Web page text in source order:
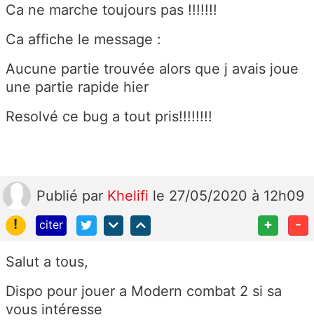
Ca ne marche toujours pas !!!!!!!
Ca affiche le message :
Aucune partie trouvée alors que j avais joue
une partie rapide hier
Resolvé ce bug a tout pris!!!!!!!!
Publié par Khelifi le 27/05/2020 à 12h09
!
citer + -
Salut a tous,
Dispo pour jouer a Modern combat 2 si sa
vous intéresse